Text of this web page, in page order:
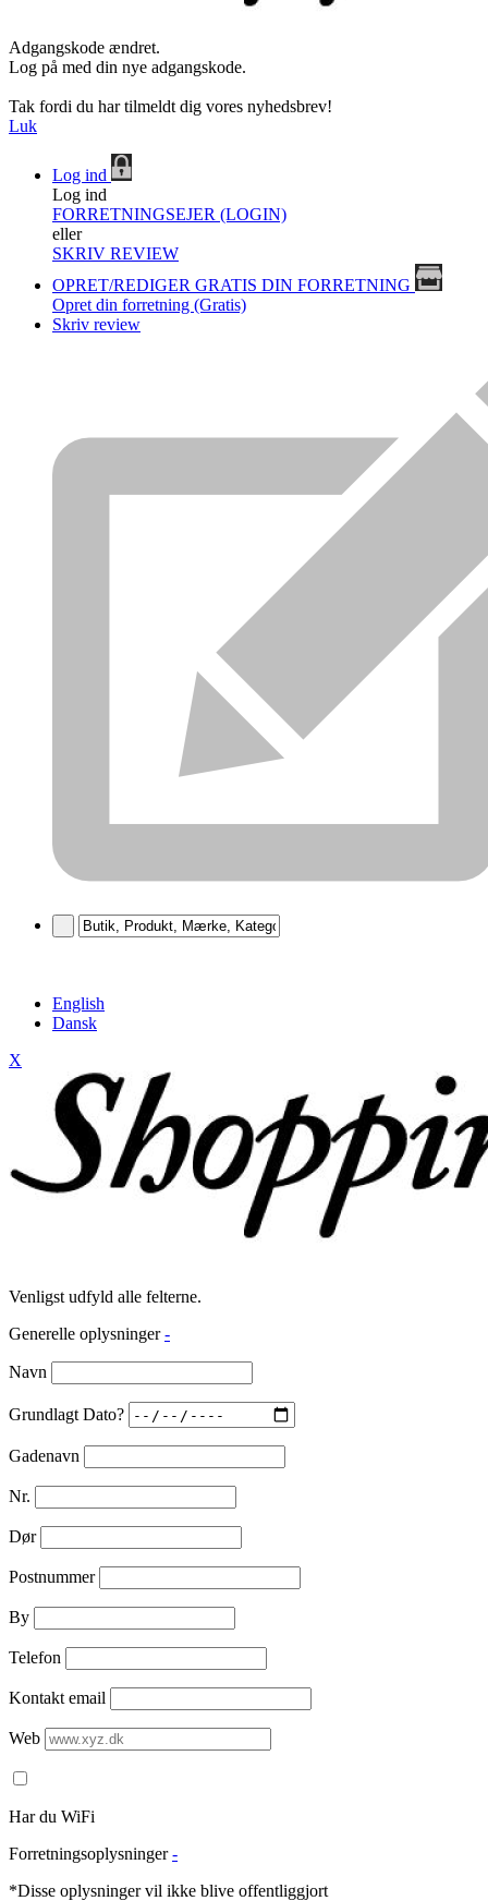
Adgangskode ændret.
Log på med din nye adgangskode.
Tak fordi du har tilmeldt dig vores nyhedsbrev!
Luk
Log ind
Log ind
FORRETNINGSEJER (LOGIN)
eller
SKRIV REVIEW
OPRET/REDIGER GRATIS DIN FORRETNING
Opret din forretning (Gratis)
Skriv review
English
Dansk
X
Venligst udfyld alle felterne.
Generelle oplysninger -
Navn
Grundlagt Dato?
Gadenavn
Nr.
Dør
Postnummer
By
Telefon
Kontakt email
Web
Har du WiFi
Forretningsoplysninger -
*Disse oplysninger vil ikke blive offentliggjort